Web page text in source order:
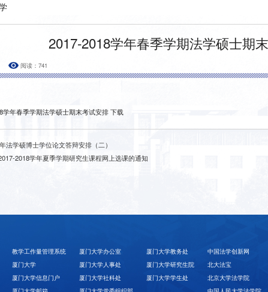
2017-2018学年春季学期法学硕士期
阅读：741
学年春季学期法学硕士期末考试安排下载
法学硕博士学位论文答辩安排（二）
2018学年夏季学期研究生课程网上选课的通知
教学工作量管理系统
厦门大学
厦门大学信息门户
厦门大学办公室
厦门大学人事处
厦门大学社科处
厦门大学教务处
厦门大学研究生院
厦门大学学生处
中国法学创新网
北大法宝
北京大学法学院